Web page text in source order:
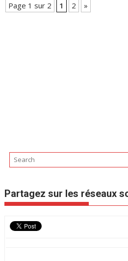
Page 1 sur 2 1 2 »
Partagez sur les réseaux